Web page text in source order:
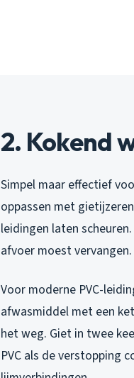
2. Kokend
Simpel maar effectief
oppassen met
leidingen laten
afvoer moest vervangen.
Voor moderne PVC-
afwasmiddel met een
het weg. Giet in twee
PVC als de verstopping